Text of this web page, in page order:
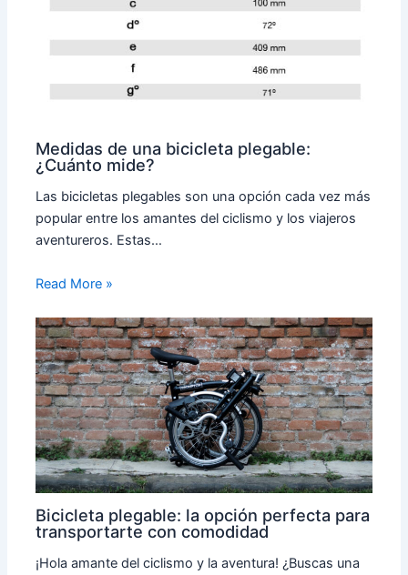
Medidas de una bicicleta plegable:
¿Cuánto mide?
Las bicicletas plegables son una opción cada vez más
popular entre los amantes del ciclismo y los viajeros
aventureros. Estas…
Read More »
Bicicleta plegable: la opción perfecta para
transportarte con comodidad
¡Hola amante del ciclismo y la aventura! ¿Buscas una